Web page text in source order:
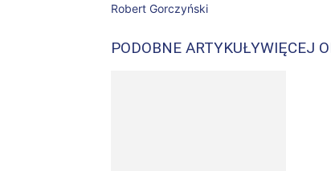
Robert Gorczyński
PODOBNE ARTYKUŁYWIĘCEJ